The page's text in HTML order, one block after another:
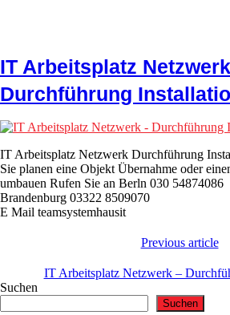
IT Arbeitsplatz
Durchführung
IT Arbeitsplatz Netzwerk Durchführung
Sie planen eine Objekt Übernahme oder
umbauen Rufen Sie an Berln 030 54874086
Brandenburg 03322 8509070
E Mail teamsystemhausit
Previous article
IT Arbeitsplatz Netzwerk –
Suchen
Suchen